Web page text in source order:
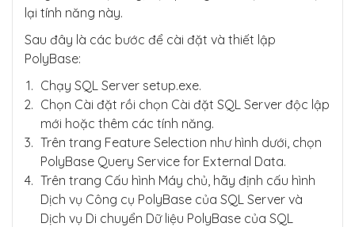
lại tính năng này.
Sau đây là các bước để cài đặt và thiết lập
PolyBase:
Chạy SQL Server setup.exe.
Chọn Cài đặt rồi chọn Cài đặt SQL Server độc lập
mới hoặc thêm các tính năng.
Trên trang Feature Selection như hình dưới, chọn
PolyBase Query Service for External Data.
Trên trang Cấu hình Máy chủ, hãy định cấu hình
Dịch vụ Công cụ PolyBase của SQL Server và
Dịch vụ Di chuyển Dữ liệu PolyBase của SQL